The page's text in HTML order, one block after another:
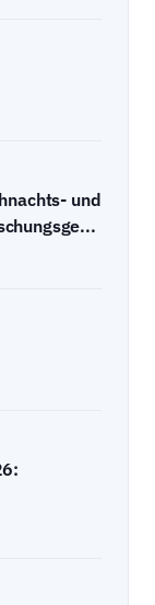
und